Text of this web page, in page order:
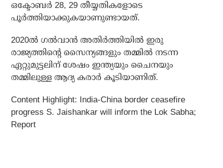
ഒക്ടോബര്‍ 28, 29 തീയ്യതികളോടെ
പൂര്‍ത്തിയാക്കുകയാണുണ്ടായത്.
2020ല്‍ ഗല്‍വാന്‍ അതിര്‍ത്തിയില്‍ ഇരു
രാജ്യത്തിന്റെ സൈന്യങ്ങളും തമ്മില്‍ നടന്ന
ഏറ്റുമുട്ടലിന് ശേഷം ഇന്ത്യയും ചൈനയും
തമ്മിലുള്ള ആദ്യ കരാര്‍ കൂടിയാണിത്.
Content Highlight: India-China border ceasefire
progress S. Jaishankar will inform the Lok Sabha;
Report